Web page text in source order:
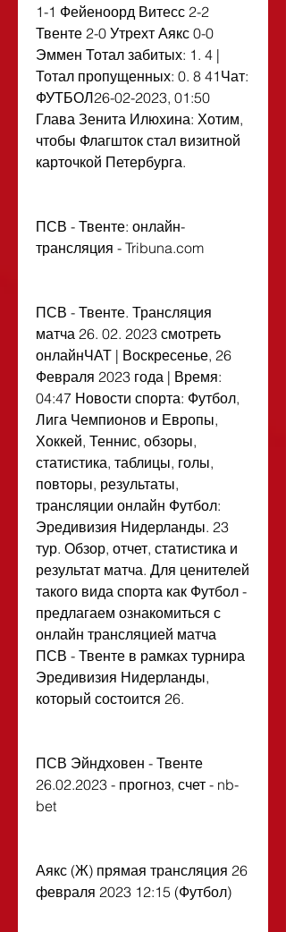
1-1 Фейеноорд Витесс 2-2
Твенте 2-0 Утрехт Аякс 0-0
Эммен Тотал забитых: 1. 4 |
Тотал пропущенных: 0. 8 41Чат:
ФУТБОЛ26-02-2023, 01:50
Глава Зенита Илюхина: Хотим,
чтобы Флагшток стал визитной
карточкой Петербурга.
ПСВ - Твенте: онлайн-
трансляция - Tribuna.com
ПСВ - Твенте. Трансляция
матча 26. 02. 2023 смотреть
онлайнЧАТ | Воскресенье, 26
Февраля 2023 года | Время:
04:47 Новости спорта: Футбол,
Лига Чемпионов и Европы,
Хоккей, Теннис, обзоры,
статистика, таблицы, голы,
повторы, результаты,
трансляции онлайн Футбол:
Эредивизия Нидерланды. 23
тур. Обзор, отчет, статистика и
результат матча. Для ценителей
такого вида спорта как Футбол -
предлагаем ознакомиться с
онлайн трансляцией матча
ПСВ - Твенте в рамках турнира
Эредивизия Нидерланды,
который состоится 26.
ПСВ Эйндховен - Твенте
26.02.2023 - прогноз, счет - nb-
bet
Аякс (Ж) прямая трансляция 26
февраля 2023 12:15 (Футбол)